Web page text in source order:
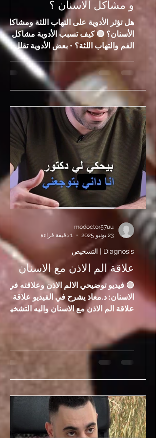
و مشاكل الاسنان ؟
هل تؤثر الأدوية على التهاب اللثة ومشاكل
الأسنان؟ 🔴 كيف تسبب الأدوية مشاكل في
الفم والتهاب اللثة؟ • بعض الأدوية تقلل
إفراز اللعاب (جفاف الفم) • زيادة تراكم
البكتيريا يؤدي إلى التهاب اللثة ومشاكل
الأسنان • ضعف قدرة اللثة على مقاومة
الالتهاب جفاف الفم من أكثر الأسباب
الشائعة المرتبطة بالأدوية. 🔴 ما أنواع
الأدوية التي قد تؤثر؟ • أدوية الضغط • أدوية
أدوية تؤثر على الجهاز المناعي هذه الأدوية
قد تزيد من احتمال حدوث التهاب اللثة
ومشاكل
علاقة الم الاذن مع الاسنان
🔴 فيديو توضيحي الالم الاذن وعلاقته في
الاسنان: د.معاذ يشرح في الفيديو علاقة
علاقة الم الاذن مع الاسنان واليه التشخيص
والتعامل مع الحالة 🔴المقدمة: قد يظن
بعض المرضى أن ألم الأذن سببه مشكلة
داخل الأذن نفسها، لكن في كثير من
الحالات يكون السبب من الأسنان، خاصة
ضرس العقل، بسبب الاشتراك في التروية
العصبية بين المنطقة. لذلك قد يظهر الألم
في الأذن بينما المشكلة الحقيقية في السن.
🔴 : كيف يسبب ضرس العقل الم في
الاذن؟ 1- الاشتراك في التروية العصبية
الأعصاب التي تغذي ضرس العقل مرتبطة
Diagnosis | التشخيص
modoctor57uu
23 يونيو 2025
1 دقيقة قراءة